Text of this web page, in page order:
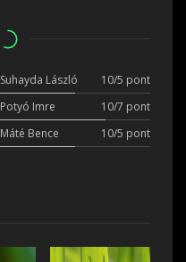
Suhayda László
10/5 pont
Potyó Imre
10/7 pont
Máté Bence
10/5 pont